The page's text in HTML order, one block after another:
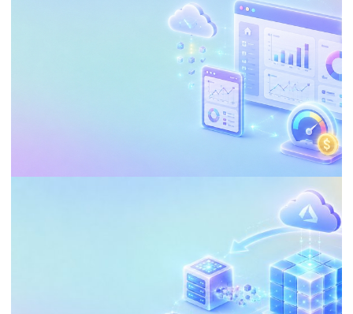
Fim do Microsoft Fabric Trial: O Risco
Silencioso de Perder Tudo em 7 Dias
5 min de leitura
Reduza Custos e Personalize a
Experiência do Cliente
35 min de leitura